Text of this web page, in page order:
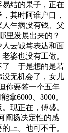
结的果子，正在
其时阿谁户口，
生病没有钱、父
里发展出来的？
去诚笃表达和面
婆也没有工做。
，于是想的是若
无机会了，女儿
你要签一个五年
拿6000、8000。
现正在，傅盛。
阐扬决定性的感
上。他可不干。